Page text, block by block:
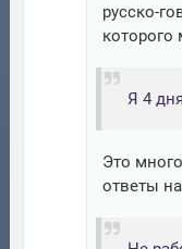
русско-
которого
Я 4
Это
ответы